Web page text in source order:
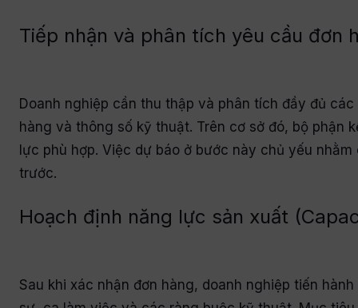
Tiếp nhận và phân tích yêu cầu đơn
Doanh nghiệp cần thu thập và phân tích đầy đủ
hàng và thông số kỹ thuật. Trên cơ sở đó, bộ phận
lực phù hợp. Việc dự báo ở bước này chủ yếu
trước.
Hoạch định năng lực sản xuất
Sau khi xác nhận đơn hàng, doanh nghiệp tiến